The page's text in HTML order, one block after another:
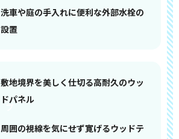
洗車や庭の手入れに便利な外部水栓の
設置
敷地境界を美しく仕切る高耐久のウッ
ドパネル
周囲の視線を気にせず寛げるウッドテ